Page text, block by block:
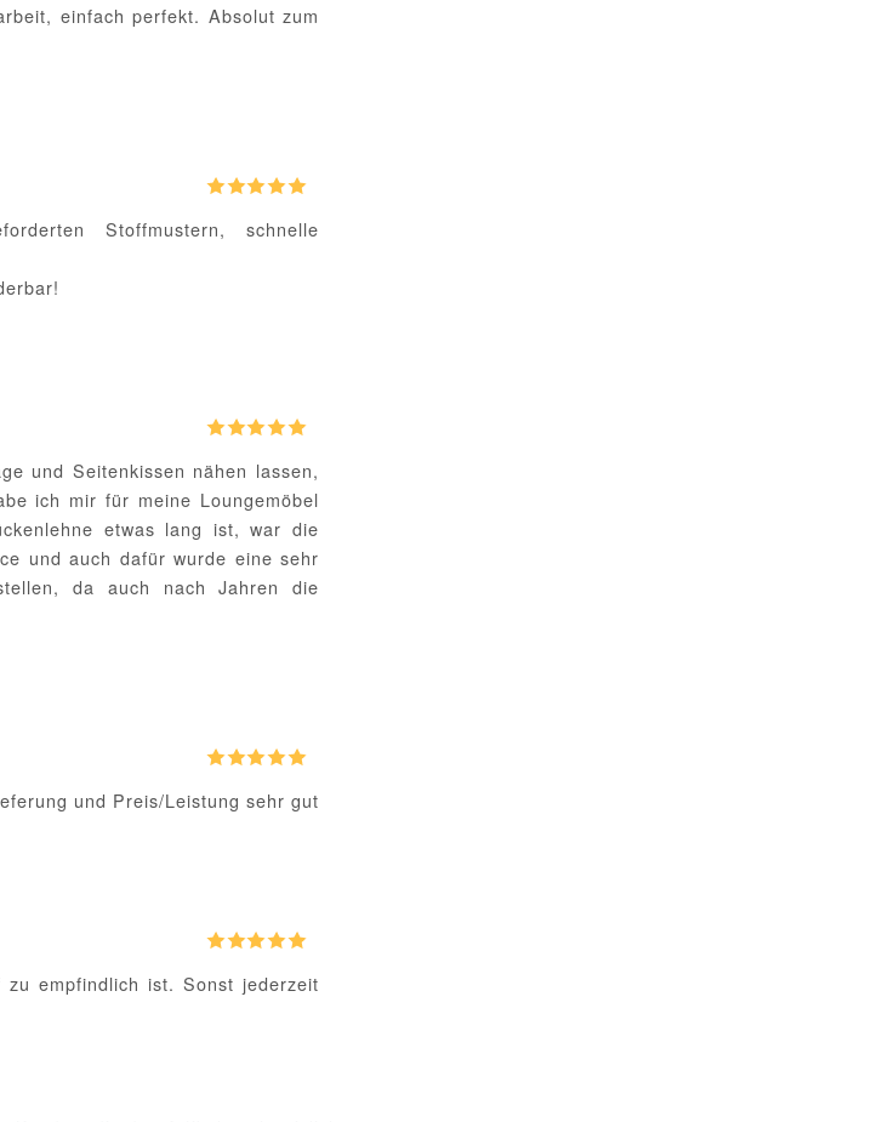
einfach perfekt. Absolut zum
Stoffmustern, schnelle
und Seitenkissen nähen lassen,
ich mir für meine Loungemöbel
etwas lang ist, war die
und auch dafür wurde eine sehr
da auch nach Jahren die
und Preis/Leistung sehr gut
empfindlich ist. Sonst jederzeit